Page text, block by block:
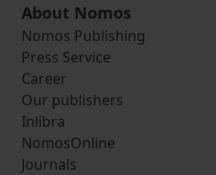
About Nomos
Nomos Publishing
Press Service
Career
Our publishers
Inlibra
NomosOnline
Journals